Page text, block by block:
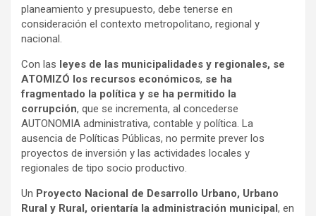
planeamiento y presupuesto, debe tenerse en
consideración el contexto metropolitano, regional y
nacional.
Con las leyes de las municipalidades y regionales, se
ATOMIZÓ los recursos económicos, se ha
fragmentado la política y se ha permitido la
corrupción, que se incrementa, al concederse
AUTONOMIA administrativa, contable y política. La
ausencia de Políticas Públicas, no permite prever los
proyectos de inversión y las actividades locales y
regionales de tipo socio productivo.
Un Proyecto Nacional de Desarrollo Urbano, Urbano
Rural y Rural, orientaría la administración municipal, en